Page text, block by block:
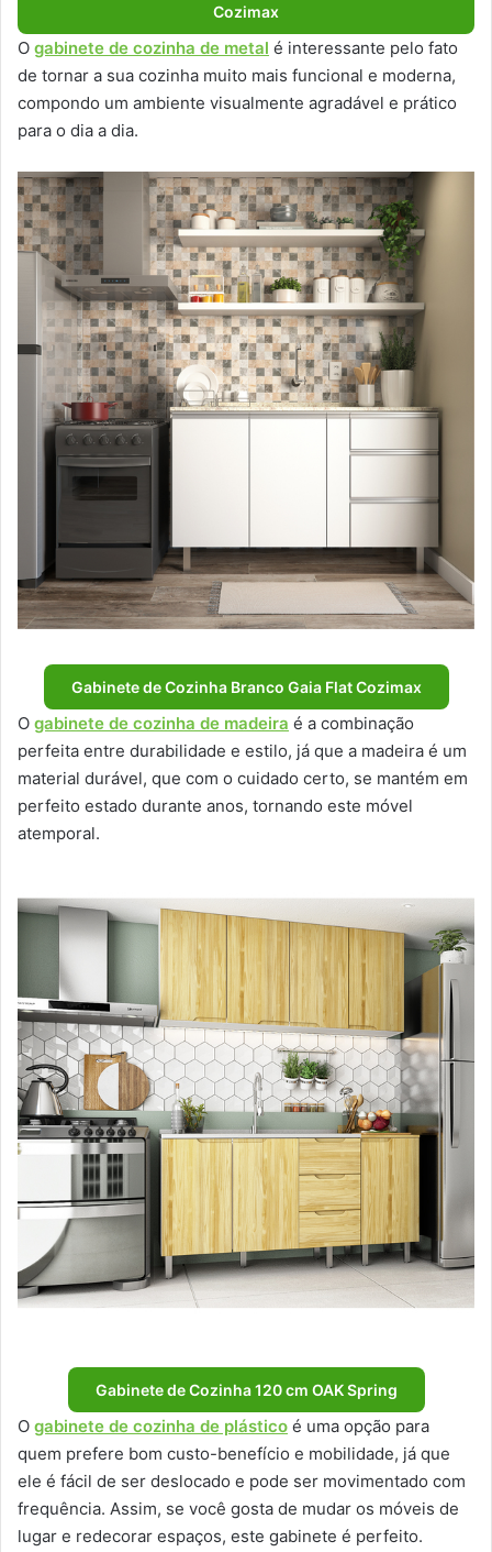
Cozimax
O gabinete de cozinha de metal é interessante pelo fato
de tornar a sua cozinha muito mais funcional e moderna,
compondo um ambiente visualmente agradável e prático
para o dia a dia.
Gabinete de Cozinha Branco Gaia Flat Cozimax
O gabinete de cozinha de madeira é a combinação
perfeita entre durabilidade e estilo, já que a madeira é um
material durável, que com o cuidado certo, se mantém em
perfeito estado durante anos, tornando este móvel
atemporal.
Gabinete de Cozinha 120 cm OAK Spring
O gabinete de cozinha de plástico é uma opção para
quem prefere bom custo-benefício e mobilidade, já que
ele é fácil de ser deslocado e pode ser movimentado com
frequência. Assim, se você gosta de mudar os móveis de
lugar e redecorar espaços, este gabinete é perfeito.